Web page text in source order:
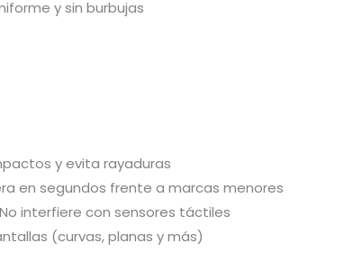
y sin burbujas
y evita rayaduras
en segundos frente a marcas menores
interfiere con sensores táctiles
(curvas, planas y más)